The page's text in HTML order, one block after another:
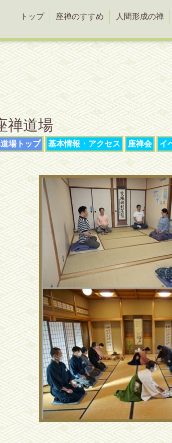
トップ 座禅のすすめ 人間形成の禅
禅道場
場トップ 基本情報・アクセス 座禅会 イ